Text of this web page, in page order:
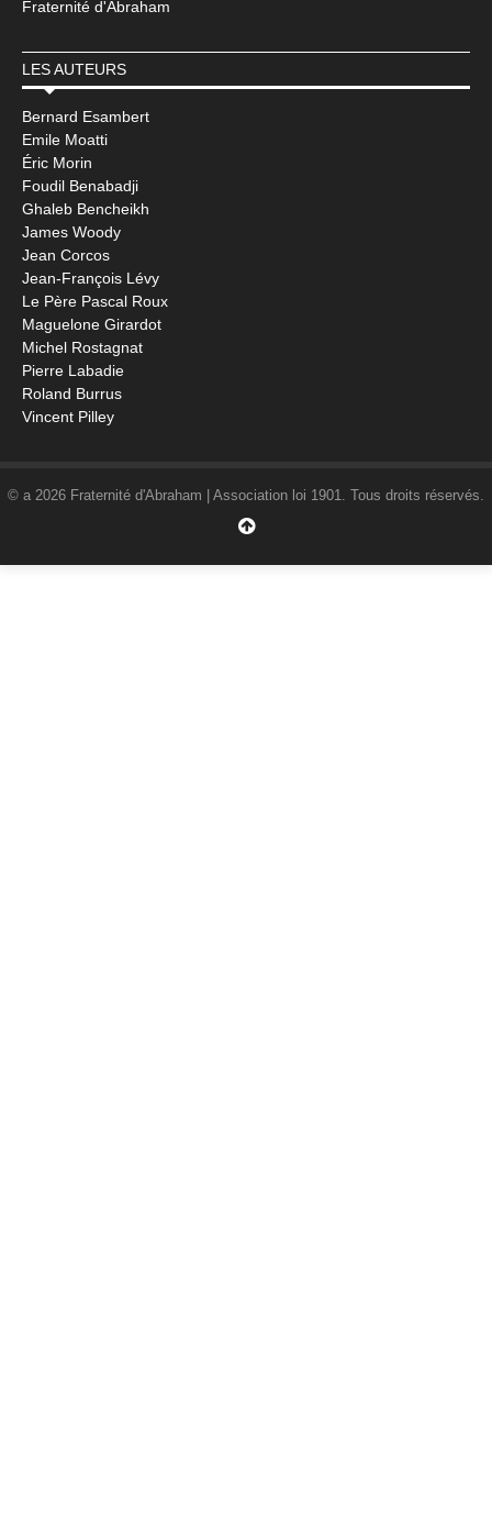
Fraternité d'Abraham
LES AUTEURS
Bernard Esambert
Emile Moatti
Éric Morin
Foudil Benabadji
Ghaleb Bencheikh
James Woody
Jean Corcos
Jean-François Lévy
Le Père Pascal Roux
Maguelone Girardot
Michel Rostagnat
Pierre Labadie
Roland Burrus
Vincent Pilley
© a 2026 Fraternité d'Abraham | Association loi 1901. Tous droits réservés.